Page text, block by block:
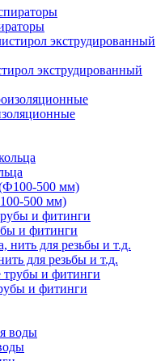
экструдированный
500 мм)
и фитинги
для резьбы и т.д.
и фитинги